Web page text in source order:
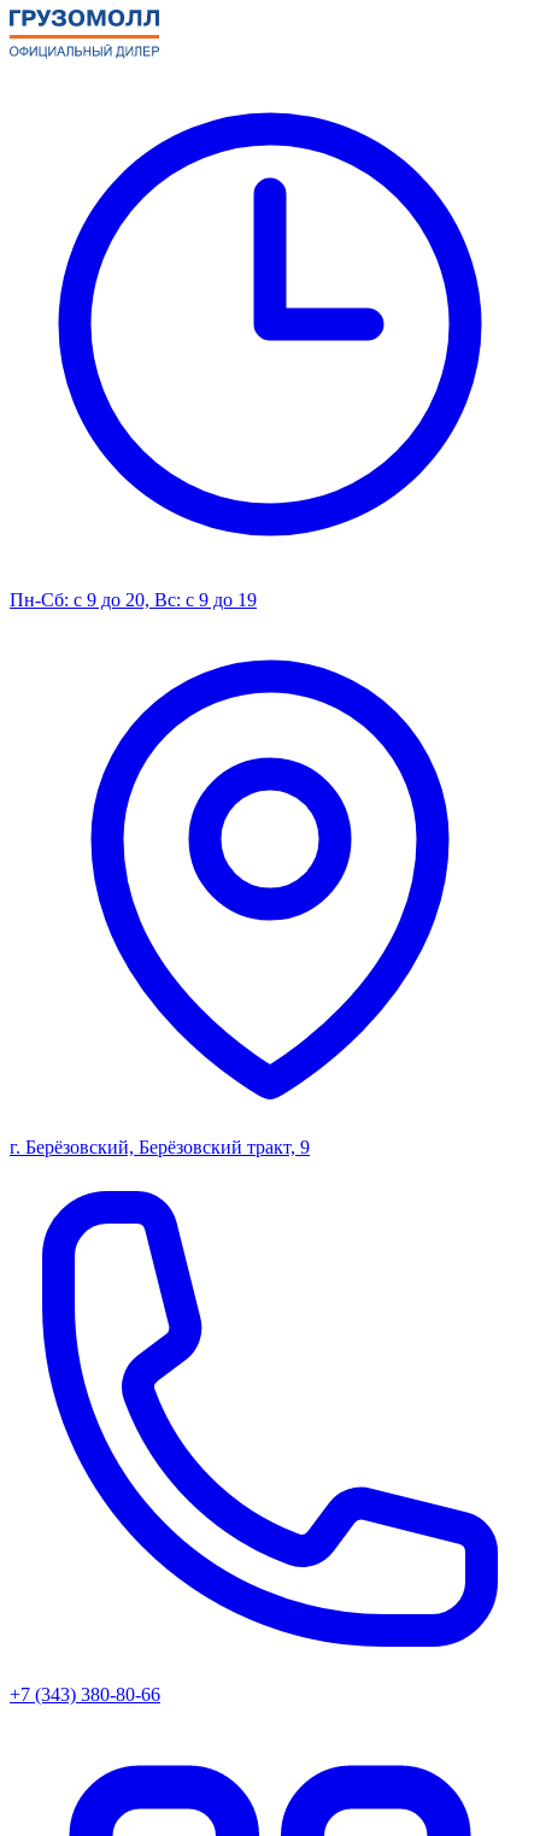
Пн-Сб: с 9 до 20, Вс: с 9 до 19
г. Берёзовский, Берёзовский тракт, 9
+7 (343) 380-80-66